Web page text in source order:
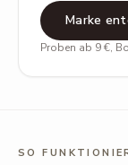
Marke
Proben ab 9 €,
SO